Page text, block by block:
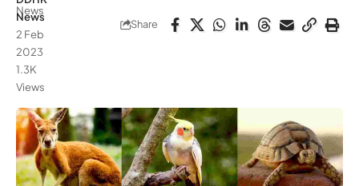
News
2 Feb
2023
1.3K
Views
Share